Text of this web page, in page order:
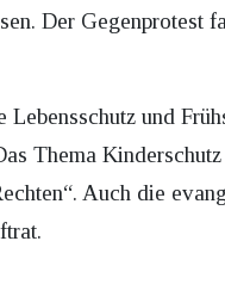
Der Gegenprotest
und
Thema
Auch die